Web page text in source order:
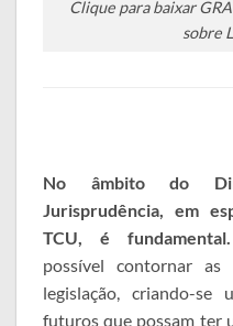
Clique para baixar
sobre
No âmbito do
Jurisprudência, em
TCU, é
possível contornar as
legislação, criando-se
futuros que possam ter